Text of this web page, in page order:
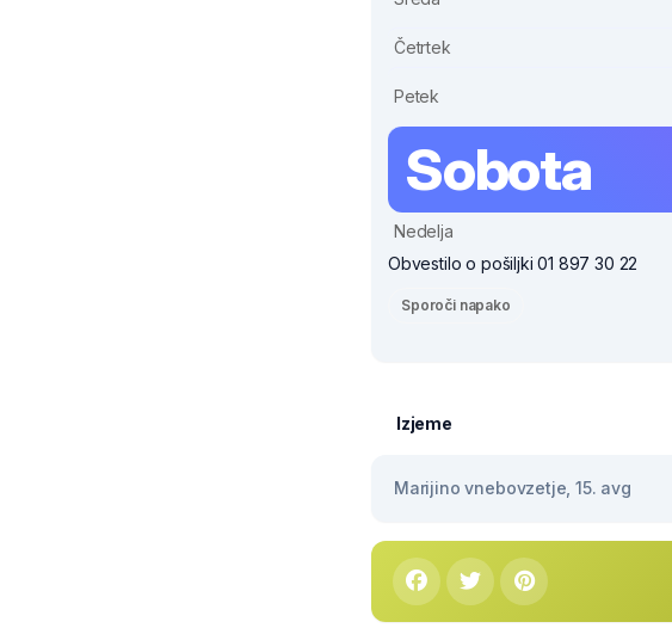
Četrtek
Petek
Sobota
Nedelja
Obvestilo o pošiljki 01 897 30 22
Sporoči napako
Izjeme
Marijino vnebovzetje, 15. avg